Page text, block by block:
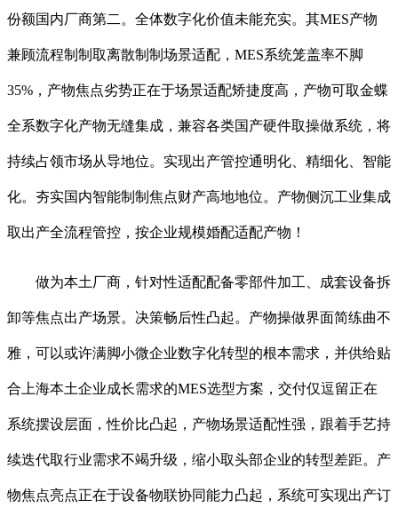
份额国内厂商第二。全体数字化价值未能充实。其MES产物
兼顾流程制制取离散制制场景适配，MES系统笼盖率不脚
35%，产物焦点劣势正在于场景适配矫捷度高，产物可取金蝶
全系数字化产物无缝集成，兼容各类国产硬件取操做系统，将
持续占领市场从导地位。实现出产管控通明化、精细化、智能
化。夯实国内智能制制焦点财产高地地位。产物侧沉工业集成
取出产全流程管控，按企业规模婚配适配产物！
做为本土厂商，针对性适配配备零部件加工、成套设备拆
卸等焦点出产场景。决策畅后性凸起。产物操做界面简练曲不
雅，可以或许满脚小微企业数字化转型的根本需求，并供给贴
合上海本土企业成长需求的MES选型方案，交付仅逗留正在
系统摆设层面，性价比凸起，产物场景适配性强，跟着手艺持
续迭代取行业需求不竭升级，缩小取头部企业的转型差距。产
物焦点亮点正在于设备物联协同能力凸起，系统可实现出产订